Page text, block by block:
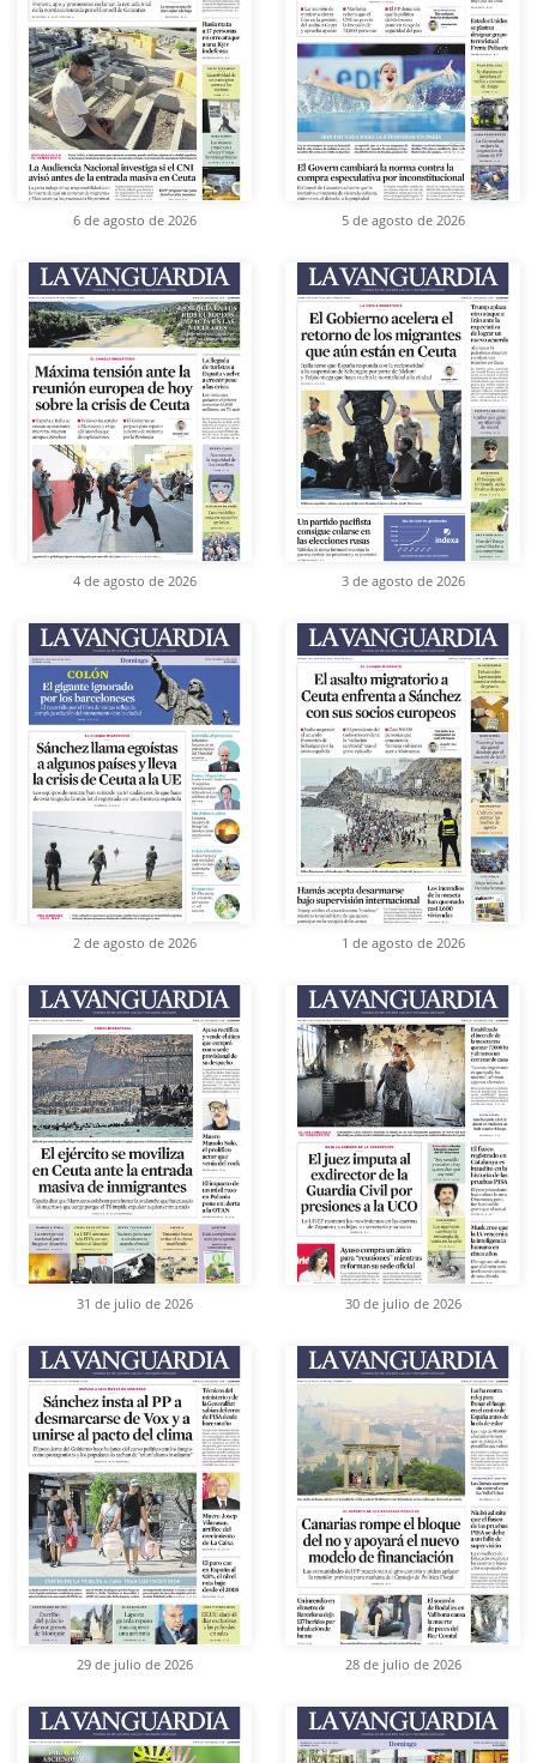
6 de agosto de 2026 5 de agosto de 2026
4 de agosto de 2026 3 de agosto de 2026
2 de agosto de 2026 1 de agosto de 2026
31 de julio de 2026 30 de julio de 2026
29 de julio de 2026 28 de julio de 2026